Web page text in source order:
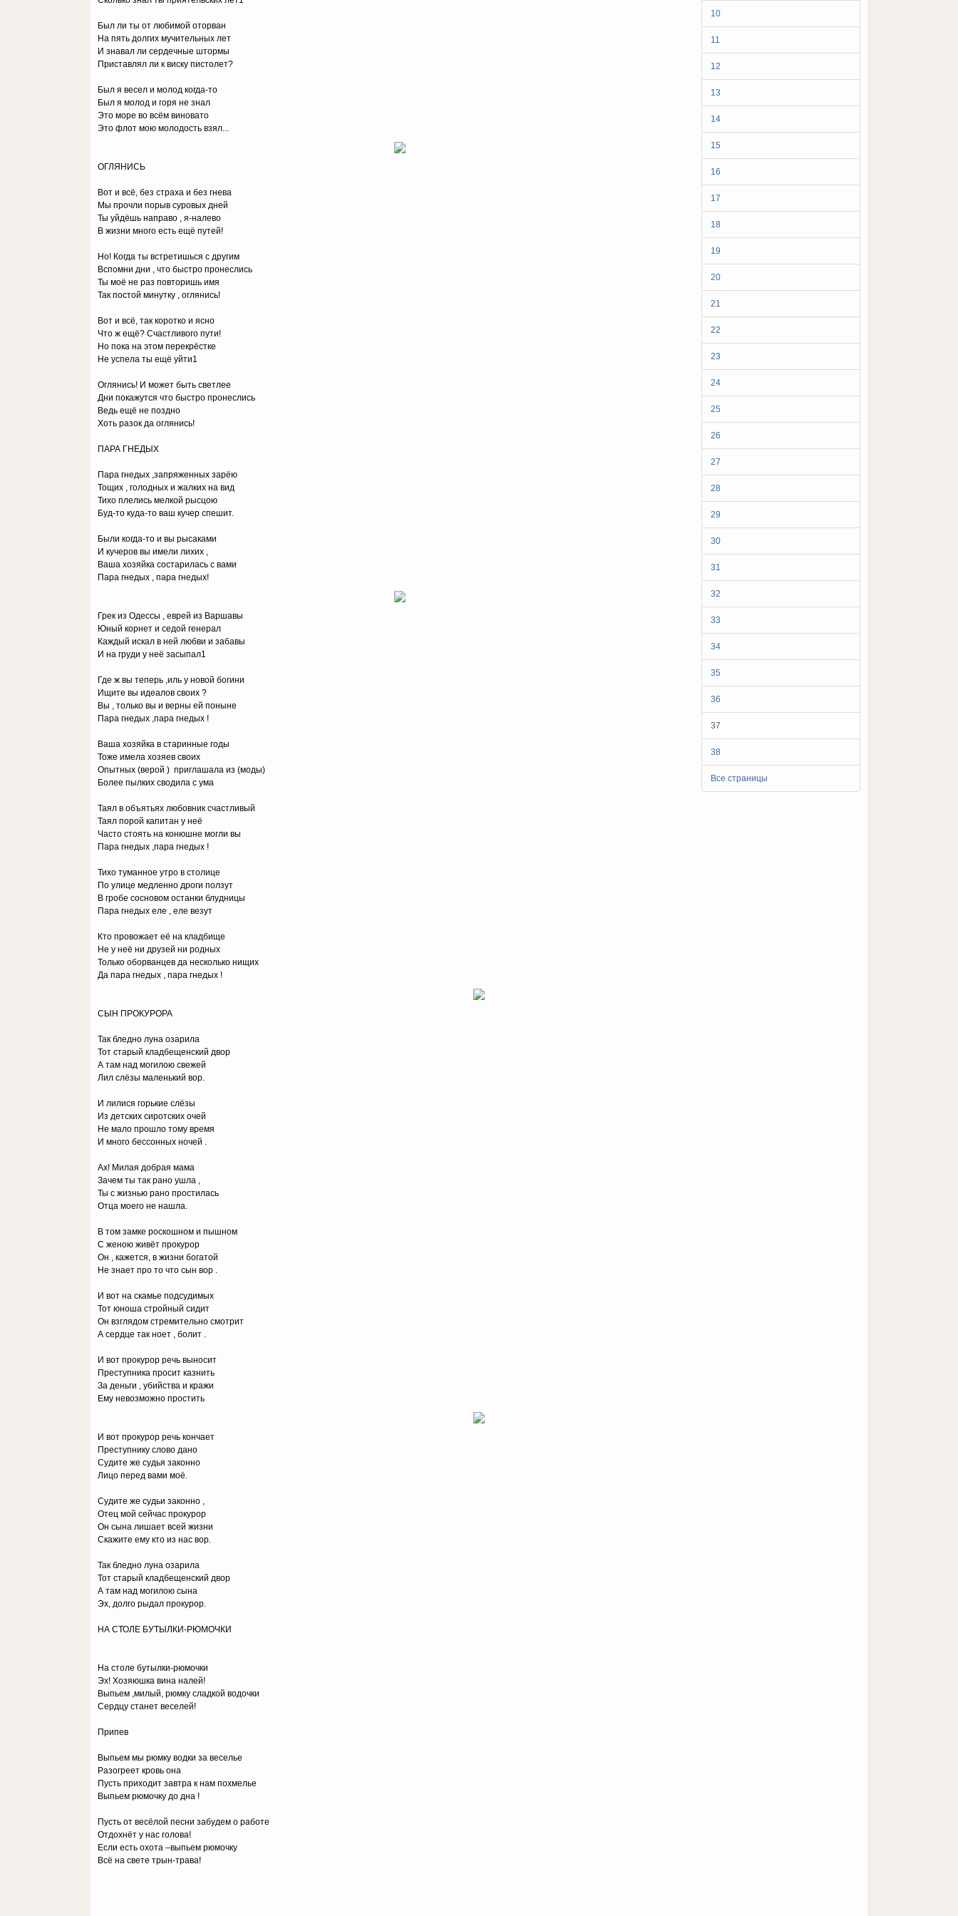
10
11
12
13
14
15
16
17
18
19
20
21
22
23
24
25
26
27
28
29
30
31
32
33
34
35
36
37
38
Все страницы
Был ли ты от любимой оторван
На пять долгих мучительных лет
И знавал ли сердечные штормы
Приставлял ли к виску пистолет?
Был я весел и молод когда-то
Был я молод и горя не знал
Это море во всём виновато
Это флот мою молодость взял...
ОГЛЯНИСЬ
Вот и всё, без страха и без гнева
Мы прочли порыв суровых дней
Ты уйдёшь направо , я-налево
В жизни много есть ещё путей!
Но! Когда ты встретишься с другим
Вспомни дни , что быстро пронеслись
Ты моё не раз повторишь имя
Так постой минутку , оглянись!
Вот и всё, так коротко и ясно
Что ж ещё? Счастливого пути!
Но пока на этом перекрёстке
Не успела ты ещё уйти1
Оглянись! И может быть светлее
Дни покажутся что быстро пронеслись
Ведь ещё не поздно
Хоть разок да оглянись!
ПАРА ГНЕДЫХ
Пара гнедых ,запряженных зарёю
Тощих , голодных и жалких на вид
Тихо плелись мелкой рысцою
Буд-то куда-то ваш кучер спешит.
Были когда-то и вы рысаками
И кучеров вы имели лихих ,
Ваша хозяйка состарилась с вами
Пара гнедых , пара гнедых!
Грек из Одессы , еврей из Варшавы
Юный корнет и седой генерал
Каждый искал в ней любви и забавы
И на груди у неё засыпал1
Где ж вы теперь ,иль у новой богини
Ищите вы идеалов своих ?
Вы , только вы и верны ей поныне
Пара гнедых ,пара гнедых !
Ваша хозяйка в старинные годы
Тоже имела хозяев своих
Опытных (верой ) приглашала из (моды)
Более пылких сводила с ума
Таял в объятьях любовник счастливый
Таял порой капитан у неё
Часто стоять на конюшне могли вы
Пара гнедых ,пара гнедых !
Тихо туманное утро в столице
По улице медленно дроги ползут
В гробе сосновом останки блудницы
Пара гнедых еле , еле везут
Кто провожает её на кладбище
Не у неё ни друзей ни родных
Только оборванцев да несколько нищих
Да пара гнедых , пара гнедых !
СЫН ПРОКУРОРА
Так бледно луна озарила
Тот старый кладбещенский двор
А там над могилою свежей
Лил слёзы маленький вор.
И лилися горькие слёзы
Из детских сиротских очей
Не мало прошло тому время
И много бессонных ночей .
Ах! Милая добрая мама
Зачем ты так рано ушла ,
Ты с жизнью рано простилась
Отца моего не нашла.
В том замке роскошном и пышном
С женою живёт прокурор
Он , кажется, в жизни богатой
Не знает про то что сын вор .
И вот на скамье подсудимых
Тот юноша стройный сидит
Он взглядом стремительно смотрит
А сердце так ноет , болит .
И вот прокурор речь выносит
Преступника просит казнить
За деньги , убийства и кражи
Ему невозможно простить
И вот прокурор речь кончает
Преступнику слово дано
Судите же судья законно
Лицо перед вами моё.
Судите же судьи законно ,
Отец мой сейчас прокурор
Он сына лишает всей жизни
Скажите ему кто из нас вор.
Так бледно луна озарила
Тот старый кладбещенский двор
А там над могилою сына
Эх, долго рыдал прокурор.
НА СТОЛЕ БУТЫЛКИ-РЮМОЧКИ
На столе бутылки-рюмочки
Эх! Хозяюшка вина налей!
Выпьем ,милый, рюмку сладкой водочки
Сердцу станет веселей!
Припев
Выпьем мы рюмку водки за веселье
Разогреет кровь она
Пусть приходит завтра к нам похмелье
Выпьем рюмочку до дна !
Пусть от весёлой песни забудем о работе
Отдохнёт у нас голова!
Если есть охота –выпьем рюмочку
Всё на свете трын-трава!